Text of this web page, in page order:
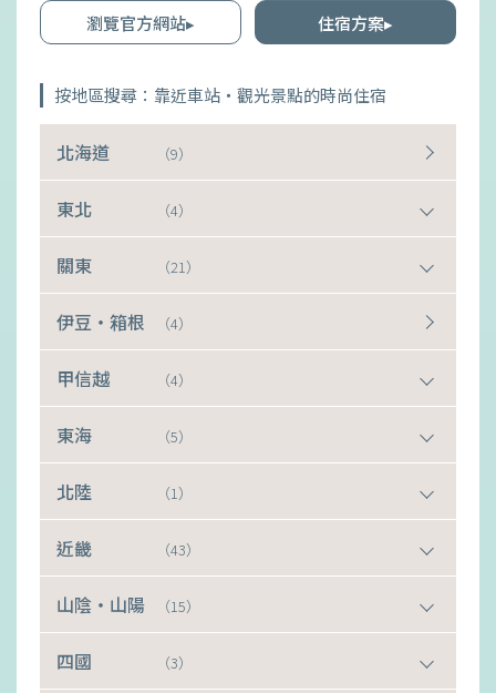
瀏覽官方網站▸ 住宿方案▸
按地區搜尋：靠近車站・觀光景點的時尚住宿
北海道 （9）
東北 （4）
關東 （21）
伊豆・箱根 （4）
甲信越 （4）
東海 （5）
北陸 （1）
近畿 （43）
山陰・山陽 （15）
四國 （3）